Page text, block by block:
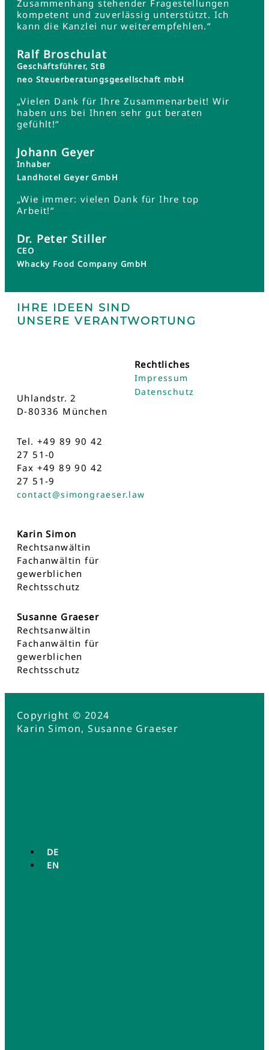
Zusammenhang stehender Fragestellungen
kompetent und zuverlässig unterstützt. Ich
kann die Kanzlei nur weiterempfehlen.“
Ralf Broschulat
Geschäftsführer, StB
neo Steuerberatungsgesellschaft mbH
„Vielen Dank für Ihre Zusammenarbeit! Wir
haben uns bei Ihnen sehr gut beraten
gefühlt!“
Johann Geyer
Inhaber
Landhotel Geyer GmbH
„Wie immer: vielen Dank für Ihre top
Arbeit!“
Dr. Peter Stiller
CEO
Whacky Food Company GmbH
IHRE IDEEN SIND
UNSERE VERANTWORTUNG
Uhlandstr. 2
D-80336 München
Tel. +49 89 90 42
27 51-0
Fax +49 89 90 42
27 51-9
contact@simongraeser.law
Karin Simon
Rechtsanwältin
Fachanwältin für
gewerblichen
Rechtsschutz
Susanne Graeser
Rechtsanwältin
Fachanwältin für
gewerblichen
Rechtsschutz
Rechtliches
Impressum
Datenschutz
Copyright © 2024
Karin Simon, Susanne Graeser
DE
EN